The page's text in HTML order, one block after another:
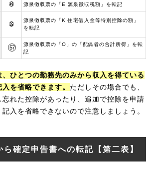
㊾ 源泉徴収票の「E 源泉徴収税額」を転記
㉟
源泉徴収票の「K 住宅借入金等特別控除の額」
を転記
57
源泉徴収票の「O」の「配偶者の合計所得」を転
記
ひとつの勤務先のみから収入を得ている
を省略できます。 ただしその場合でも、
れた控除があったり、追加で控除を申請
入を省略できないので注意しましょう。
ら確定申告書への転記【第二表】